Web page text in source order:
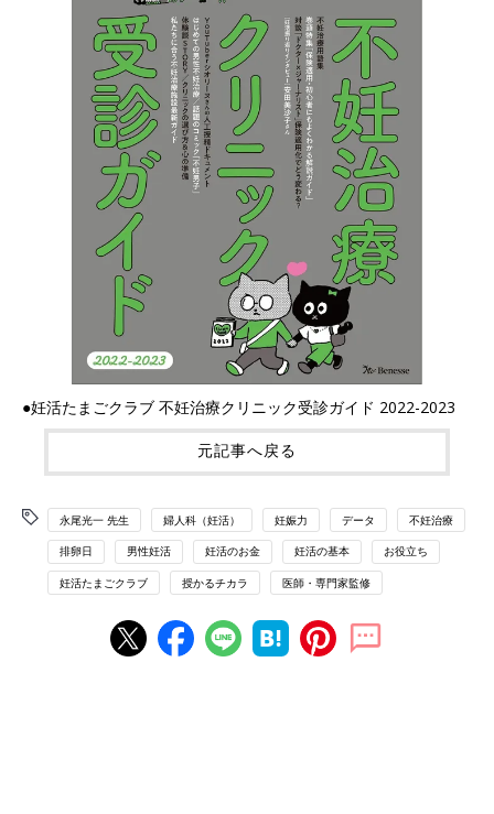
●妊活たまごクラブ 不妊治療クリニック受診ガイド 2022-2023
元記事へ戻る
永尾光一 先生 婦人科（妊活） 妊娠力 データ 不妊治療
排卵日 男性妊活 妊活のお金 妊活の基本 お役立ち
妊活たまごクラブ 授かるチカラ 医師・専門家監修